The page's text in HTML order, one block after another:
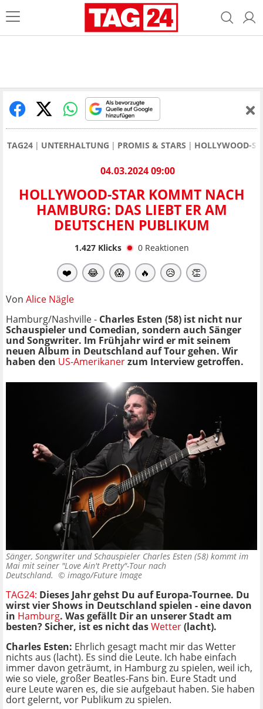
TAG24 UNTERHALTUNG PROMIS & STARS HOLLYWOOD-
04.03.2024 09:00
HOLLYWOOD-STAR KOMMT NACH
HAMBURG: DAS LIEBT ER AM
DEUTSCHEN PUBLIKUM
1.427Klicks 0 Reaktionen
❤️ 😂 😱 🔥 😥 👏
Von Alice Nägle
Hamburg/Nashville - Charles Esten (58) ist nicht nur
Schauspieler und Comedian, sondern auch Sänger
und Songwriter. Im Frühjahr wird er mit seinem
neuen Album in Deutschland auf Tour gehen. Wir
haben den US-Amerikanerzum Interview getroffen.
Sänger, Songwriter und Schauspieler Charles Esten (58) kommt im
Mai mit seiner "Love Ain't Pretty"-Tour nach
Deutschland. © imago/Future Image
TAG24: Dieses Jahr gehst Du auf Europa-Tournee. Du
wirst vier Shows in Deutschland spielen - eine davon
in Hamburg. Was gefällt Dir an unserer Stadt am
besten? Sicher, ist es nicht dasWetter(lacht).
Charles Esten: Ehrlich gesagt macht mir das Wetter
nichts aus (lacht). Es sind die Leute. Ich habe einfach
immer davon geträumt, in Hamburg zu spielen, weil ich,
wie so viele, großer Beatles-Fans bin. Eure Stadt und
eure Leute waren es, die sie aufgebaut haben. Sie haben
dort gelernt, vor Publikum zu spielen.